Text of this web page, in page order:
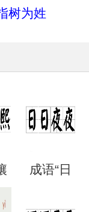
树为姓
成语“日